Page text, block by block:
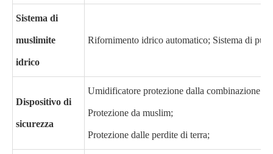
Sistema di
muslimite
idrico
Rifornimento idrico automatico; Sistema di
Dispositivo di
sicurezza
Umidificatore protezione dalla combinazione a
Protezione da muslim;
Protezione dalle perdite di terra;